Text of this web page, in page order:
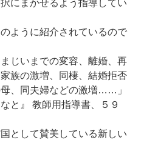
にまかせるよう指導してい
ように紹介されているので
じいまでの変容、離婚、再
族の激増、同棲、結婚拒否
母、同夫婦などの激増……」
と』 教師用指導書、５９
として賛美している新しい